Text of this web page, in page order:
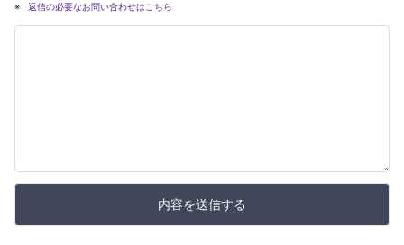
返信の必要なお問い合わせはこちら
内容を送信する